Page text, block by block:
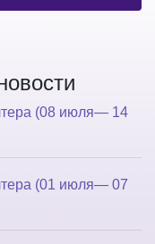
(08 июля— 14
(01 июля— 07